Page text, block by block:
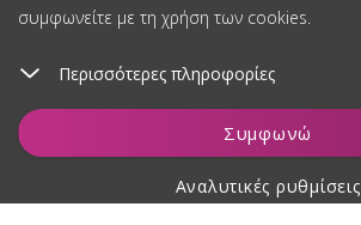
συμφωνείτε με τη χρήση των cookies.
Περισσότερες πληροφορίες
Συμφωνώ
Αναλυτικές ρυθμίσεις
Προσθήκη στο καλάθι